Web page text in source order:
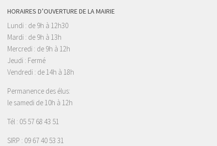
HORAIRES D’OUVERTURE DE LA MAIRIE
Lundi : de 9h à 12h30
Mardi : de 9h à 13h
Mercredi : de 9h à 12h
Jeudi : Fermé
Vendredi : de 14h à 18h
Permanence des élus:
le samedi de 10h à 12h
Tél : 05 57 68 43 51
SIRP : 09 67 40 53 31